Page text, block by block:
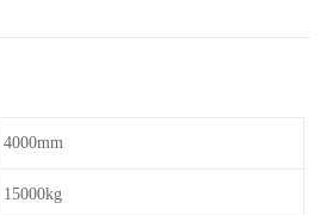
4000mm
15000kg